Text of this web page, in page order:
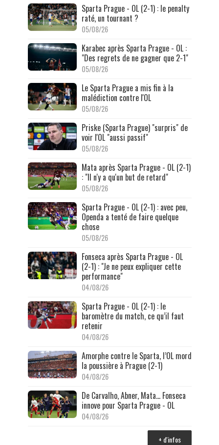
Sparta Prague - OL (2-1) : le penalty
raté, un tournant ?
05/08/26
Karabec après Sparta Prague - OL :
"Des regrets de ne gagner que 2-1"
05/08/26
Le Sparta Prague a mis fin à la
malédiction contre l'OL
05/08/26
Priske (Sparta Prague) "surpris" de
voir l'OL "aussi passif"
05/08/26
Mata après Sparta Prague - OL (2-1)
: "Il n'y a qu'un but de retard"
05/08/26
Sparta Prague - OL (2-1) : avec peu,
Openda a tenté de faire quelque
chose
05/08/26
Fonseca après Sparta Prague - OL
(2-1) : "Je ne peux expliquer cette
performance"
04/08/26
Sparta Prague - OL (2-1) : le
baromètre du match, ce qu’il faut
retenir
04/08/26
Amorphe contre le Sparta, l’OL mord
la poussière à Prague (2-1)
04/08/26
De Carvalho, Abner, Mata… Fonseca
innove pour Sparta Prague - OL
04/08/26
+ d'infos